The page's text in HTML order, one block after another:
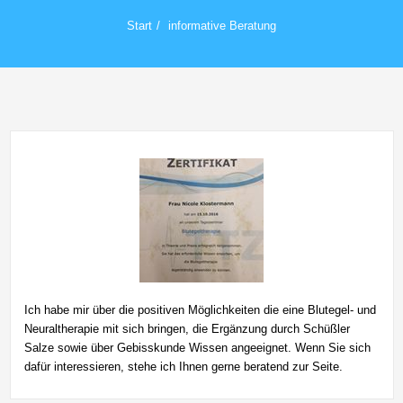
Start informative Beratung
Ich habe mir über die positiven Möglichkeiten die eine Blutegel- und
Neuraltherapie mit sich bringen, die Ergänzung durch Schüßler
Salze sowie über Gebisskunde Wissen angeeignet. Wenn Sie sich
dafür interessieren, stehe ich Ihnen gerne beratend zur Seite.